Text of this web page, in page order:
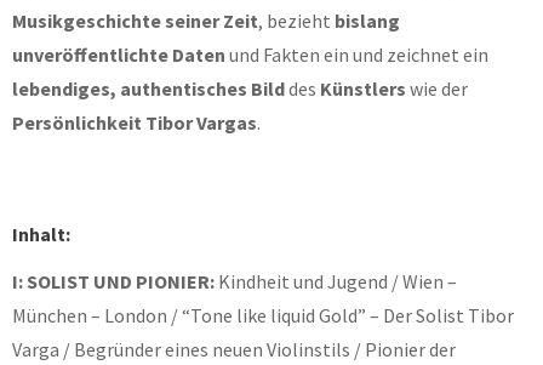
Musikgeschichte seiner Zeit, bezieht bislang
unveröffentlichte Daten und Fakten ein und zeichnet ein
lebendiges, authentisches Bilddes Künstlers wie der
Persönlichkeit Tibor Vargas.
Inhalt:
I: SOLIST UND PIONIER: Kindheit und Jugend / Wien –
München – London / “Tone like liquid Gold” – Der Solist Tibor
Varga / Begründer eines neuen Violinstils / Pionier der